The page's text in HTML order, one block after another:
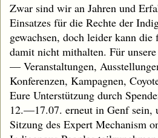
Zwar sind wir an Jahren und
Einsatzes für die Rechte der
gewachsen, doch leider kann
damit nicht mithalten. Für
— Veranstaltungen,
Konferenzen, Kampagnen,
Eure Unterstützung durch
12.—17.07. erneut in Genf sein,
Sitzung des Expert Mechanism